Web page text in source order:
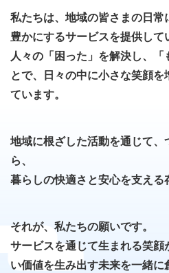
私たちは、地域の皆さまの日常
豊かにするサービスを提供して
人々の「困った」を解決し、
とで、日々の中に小さな笑顔
ています。
地域に根ざした活動を通じて
ら、
暮らしの快適さと安心を支え
それが、私たちの願いです。
サービスを通じて生まれる笑
い価値を生み出す未来を一緒に